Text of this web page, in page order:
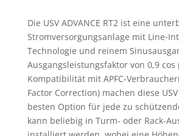
Die USV ADVANCE RT2 ist eine
Stromversorgungsanlage mit Line-
Technologie und reinem
Ausgangsleistungsfaktor von 0,9
Kompatibilität mit APFC-
Factor Correction) machen diese
besten Option für jede zu
kann beliebig in Turm- oder Rack-